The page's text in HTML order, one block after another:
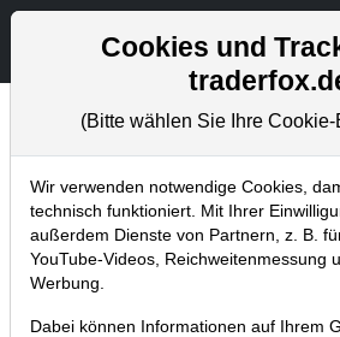
Chartanalysen
Home Blog Chartanalysen
Chartanalyse Snap:
News-Point – ich
am Allzeithoch!
Cookies und
(Bitte wählen Sie Ihre
Wir verwenden notwendige Cookies,
technisch funktioniert. Mit Ihrer
außerdem Dienste von Partnern, z. B.
YouTube-Videos, Reichweitenmessung
Werbung.
Dabei können Informationen auf Ihrem